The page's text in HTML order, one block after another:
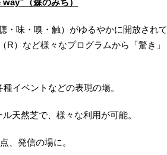
（森のみち）
・味・嗅・触）がゆるやかに開放されて
）など様々なプログラムから「驚き」
ベントなどの表現の場。
天然芝で、様々な利用が可能。
発信の場に。